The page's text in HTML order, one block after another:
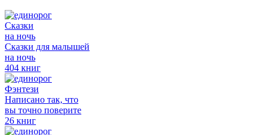
Сказки
на ночь
Сказки для малышей
на ночь
404 книг
Фэнтези
Написано так, что
вы точно поверите
26 книг